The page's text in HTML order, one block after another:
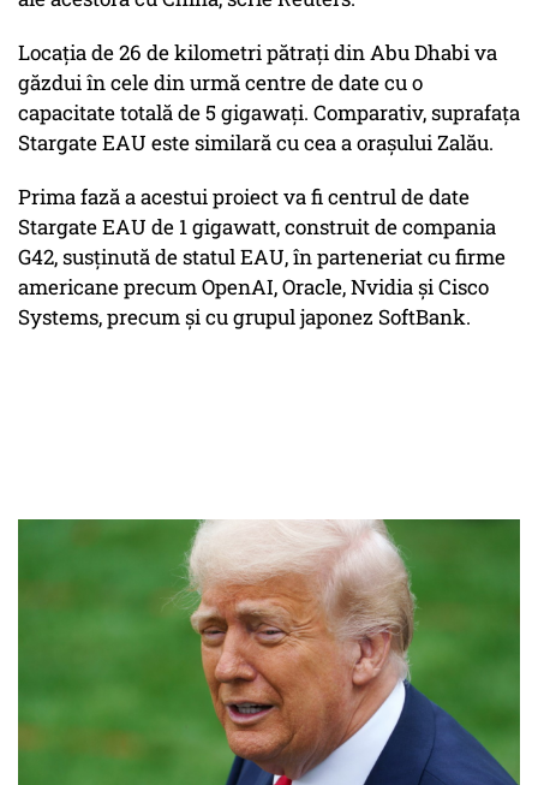
Locația de 26 de kilometri pătrați din Abu Dhabi va
găzdui în cele din urmă centre de date cu o
capacitate totală de 5 gigawați. Comparativ, suprafața
Stargate EAU este similară cu cea a orașului Zalău.
Prima fază a acestui proiect va fi centrul de date
Stargate EAU de 1 gigawatt, construit de compania
G42, susținută de statul EAU, în parteneriat cu firme
americane precum OpenAI, Oracle, Nvidia și Cisco
Systems, precum și cu grupul japonez SoftBank.